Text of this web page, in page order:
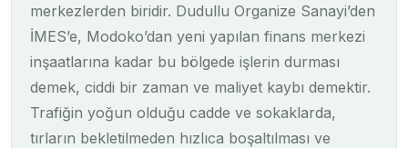
merkezlerden biridir. Dudullu Organize Sanayi’den
İMES’e, Modoko’dan yeni yapılan finans merkezi
inşaatlarına kadar bu bölgede işlerin durması
demek, ciddi bir zaman ve maliyet kaybı demektir.
Trafiğin yoğun olduğu cadde ve sokaklarda,
tırların bekletilmeden hızlıca boşaltılması ve